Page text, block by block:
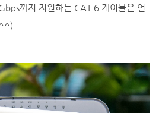
까지 지원하는 CAT 6 케이블은 언